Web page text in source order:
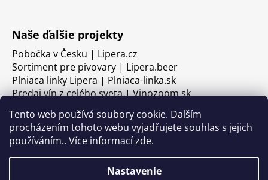
Tento web používá soubory cookie. Dalším
procházením tohoto webu vyjadřujete souhlas s jejich
používáním.. Více informacízde.
Nastavenie
Naše ďalšie projekty
Pobočka v Česku | Lipera.cz
Sortiment pre pivovary | Lipera.beer
Plniaca linky Lipera | Plniaca-linka.sk
Predaj vín z celého sveta | Vinozoom.sk